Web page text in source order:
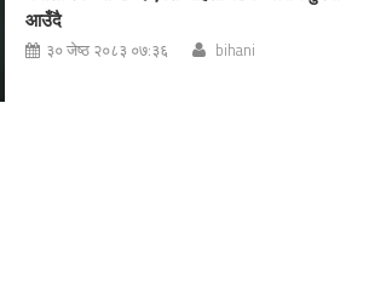
आउँदै
३० जेष्ठ २०८३ ०७:३६ bihani